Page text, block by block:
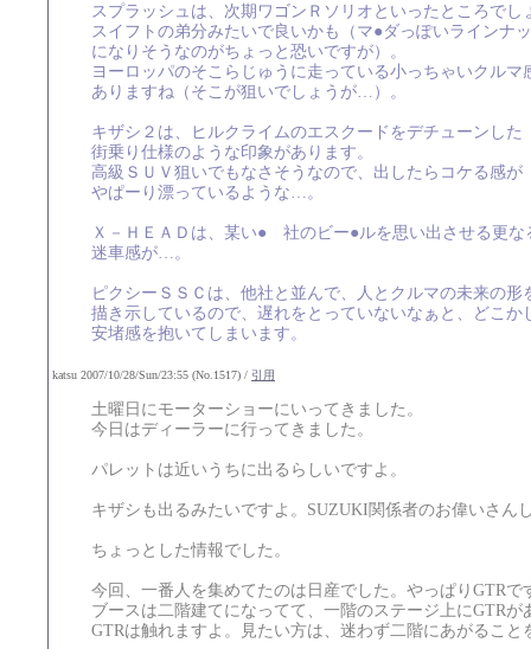
スプラッシュは、次期ワゴンＲソリオといったところでし
スイフトの弟分みたいで良いかも（マ●ダっぽいラインナ
になりそうなのがちょっと恐いですが）。
ヨーロッパのそこらじゅうに走っている小っちゃいクルマ
ありますね（そこが狙いでしょうが…）。
キザシ２は、ヒルクライムのエスクードをデチューンした
街乗り仕様のような印象があります。
高級ＳＵＶ狙いでもなさそうなので、出したらコケる感が
やぱーり漂っているような…。
Ｘ－ＨＥＡＤは、某い●ゞ社のビー●ルを思い出させる更な
迷車感が…。
ピクシーＳＳＣは、他社と並んで、人とクルマの未来の形
描き示しているので、遅れをとっていないなぁと、どこか
安堵感を抱いてしまいます。
katsu 2007/10/28/Sun/23:55 (No.1517) / 引用
土曜日にモーターショーにいってきました。
今日はディーラーに行ってきました。
パレットは近いうちに出るらしいですよ。
キザシも出るみたいですよ。SUZUKI関係者のお偉いさん
ちょっとした情報でした。
今回、一番人を集めてたのは日産でした。やっぱりGTRで
ブースは二階建てになってて、一階のステージ上にGTR
GTRは触れますよ。見たい方は、迷わず二階にあがること